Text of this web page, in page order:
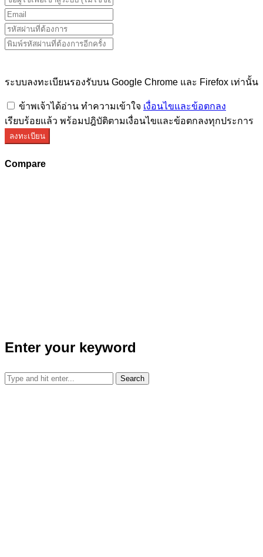
ระบบลงทะเบียนรองรับบน Google Chrome และ Firefox เท่านั้น
ข้าพเจ้าได้อ่าน ทำความเข้าใจ เงื่อนไขและข้อตกลง
เรียบร้อยแล้ว พร้อมปฎิบัติตามเงื่อนไขและข้อตกลงทุกประการ
ลงทะเบียน
Compare
Enter your keyword
Search